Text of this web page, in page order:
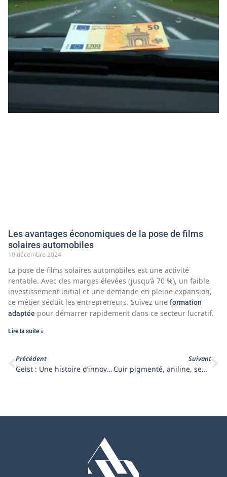
Les avantages économiques de la pose de films
solaires automobiles
10 décembre 2024
La pose de films solaires automobiles est une activité
rentable. Avec des marges élevées (jusqu’à 70 %), un faible
investissement initial et une demande en pleine expansion,
ce métier séduit les entrepreneurs. Suivez une formation
adaptée pour démarrer rapidement dans ce secteur lucratif.
Lire la suite »
Précédent
Geist : Une histoire d’innovation et de passion pour le cuir
Suivant
Cuir pigmenté, aniline, semi-aniline, PU : Tout savoir sur les types de cuir